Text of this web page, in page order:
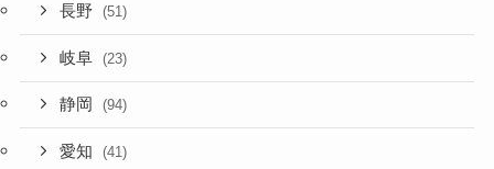
長野 (51)
岐阜 (23)
静岡 (94)
愛知 (41)